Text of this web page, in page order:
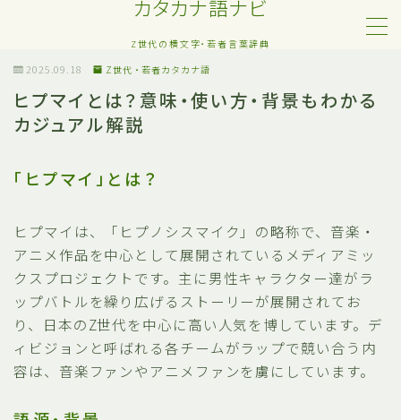
カタカナ語ナビ
Z世代の横文字・若者言葉辞典
MENU
Z世代・若者カタカナ語
ネット・SNS用語
日常でよく聞く流行語
略語・造語
2025.09.18 Z世代・若者カタカナ語
ヒプマイとは？意味・使い方・背景もわかる
カジュアル解説
「ヒプマイ」とは？
ヒプマイは、「ヒプノシスマイク」の略称で、音楽・
アニメ作品を中心として展開されているメディアミッ
クスプロジェクトです。主に男性キャラクター達がラ
ップバトルを繰り広げるストーリーが展開されてお
り、日本のZ世代を中心に高い人気を博しています。デ
ィビジョンと呼ばれる各チームがラップで競い合う内
容は、音楽ファンやアニメファンを虜にしています。